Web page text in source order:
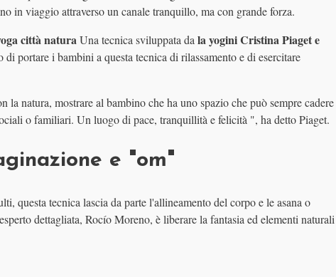
in viaggio attraverso un canale tranquillo, ma con grande forza.
città naturaUna tecnica sviluppata da la yogini Cristina Piaget e
di portare i bambini a questa tecnica di rilassamento e di esercitare
la natura, mostrare al bambino che ha uno spazio che può sempre cadere
o familiari. Un luogo di pace, tranquillità e felicità ", ha detto Piaget.
e "om"
questa tecnica lascia da parte l'allineamento del corpo e le asana o
dettagliata, Rocío Moreno, è liberare la fantasia ed elementi naturali